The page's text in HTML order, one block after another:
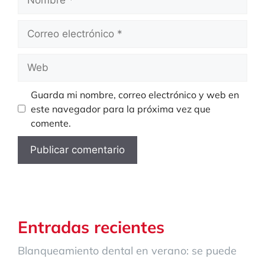
Correo
electrónico
Web
Guarda mi nombre, correo electrónico y web en
este navegador para la próxima vez que
comente.
Entradas recientes
Blanqueamiento dental en verano: se puede